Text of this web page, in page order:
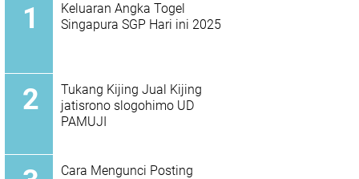
Keluaran Angka Togel
Singapura SGP Hari ini 2025
Tukang Kijing Jual Kijing
jatisrono slogohimo UD
PAMUJI
Cara Mengunci Posting